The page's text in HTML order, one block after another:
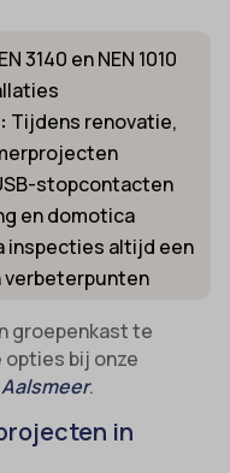
3140 en NEN 1010
Tijdens renovatie,
stopcontacten
en domotica
inspecties altijd een
verbeterpunten
groepenkast te
opties bij onze
.
in